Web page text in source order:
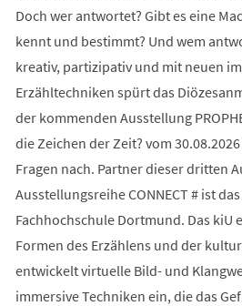
Doch wer antwortet? Gibt es eine
kennt und bestimmt? Und wem
kreativ, partizipativ und mit neuen
Erzähltechniken spürt das
der kommenden Ausstellung
die Zeichen der Zeit? vom
Fragen nach. Partner dieser dritten
Ausstellungsreihe CONNECT # ist
Fachhochschule Dortmund. Das kiU
Formen des Erzählens und der
entwickelt virtuelle Bild- und
immersive Techniken ein, die das